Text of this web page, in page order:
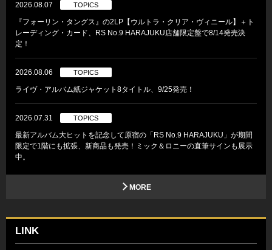
2026.08.07 TOPICS
『フォーリン・タングス』の2LP【ウルトラ・クリア・ヴィニール】＋ト
レーディング・カード、RS No.9 HARAJUKU店舗限定盤で8/14発売決
定！
2026.08.06 TOPICS
ライヴ・アルバム紙ジャケット8タイトル、9/25発売！
2026.07.31 TOPICS
最新アルバム大ヒットを記念して原宿の「RS No.9 HARAJUKU」が期間
限定で1階にも拡張、新商品も発売！ミック＆ロニーの直筆サインも展示
中。
MORE
LINK